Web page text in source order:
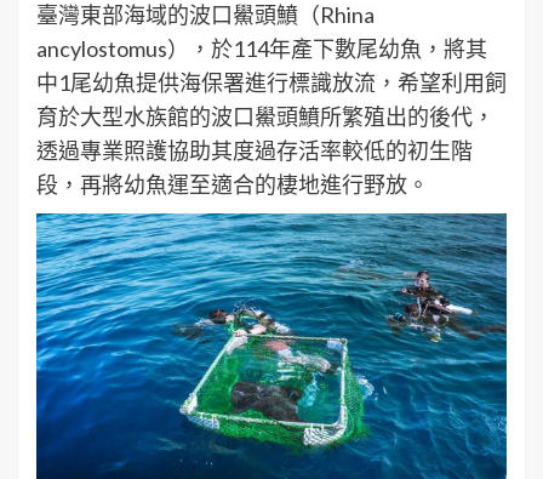
臺灣東部海域的波口鱟頭鱝（Rhina
ancylostomus），於114年產下數尾幼魚，將其
中1尾幼魚提供海保署進行標識放流，希望利用飼
育於大型水族館的波口鱟頭鱝所繁殖出的後代，
透過專業照護協助其度過存活率較低的初生階
段，再將幼魚運至適合的棲地進行野放。